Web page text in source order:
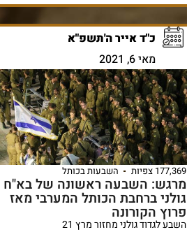
כ"ד אייר ה'תשפ"א
מאי 6, 2021
177,369 צפיות השבעות בכותל
מרגש: השבעה ראשונה של בא"ח
גולני ברחבת הכותל המערבי מאז
פרוץ הקורונה
השבע לגדוד גולני מחזור מרץ 21